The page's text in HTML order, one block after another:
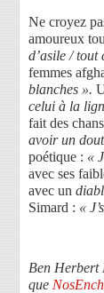
Ne croyez
amoureux
d’asile / tout
femmes
blanches ».
celui à la
fait des
avoir un
poétique : «
avec ses
avec un
Simard : «
Ben Herbert
que